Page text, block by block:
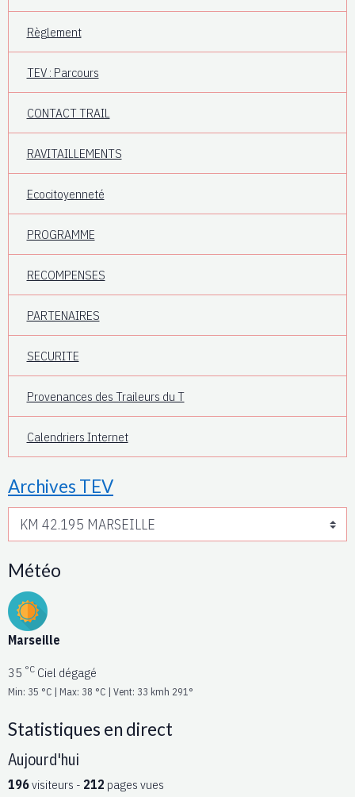
Règlement
TEV : Parcours
CONTACT TRAIL
RAVITAILLEMENTS
Ecocitoyenneté
PROGRAMME
RECOMPENSES
PARTENAIRES
SECURITE
Provenances des Traileurs du T
Calendriers Internet
Archives TEV
Météo
Marseille
35 °C Ciel dégagé
Min: 35 °C | Max: 38 °C | Vent: 33 kmh 291°
Statistiques en direct
Aujourd'hui
196visiteurs - 212 pages vues